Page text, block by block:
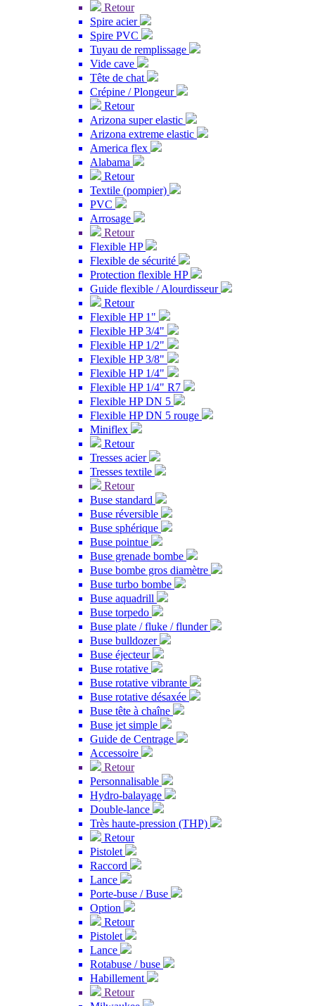
Retour
Spire acier
Spire PVC
Tuyau de remplissage
Vide cave
Tête de chat
Crépine / Plongeur
Retour
Arizona super elastic
Arizona extreme elastic
America flex
Alabama
Retour
Textile (pompier)
PVC
Arrosage
Retour
Flexible HP
Flexible de sécurité
Protection flexible HP
Guide flexible / Alourdisseur
Retour
Flexible HP 1"
Flexible HP 3/4"
Flexible HP 1/2"
Flexible HP 3/8"
Flexible HP 1/4"
Flexible HP 1/4" R7
Flexible HP DN 5
Flexible HP DN 5 rouge
Miniflex
Retour
Tresses acier
Tresses textile
Retour
Buse standard
Buse réversible
Buse sphérique
Buse pointue
Buse grenade bombe
Buse bombe gros diamètre
Buse turbo bombe
Buse aquadrill
Buse torpedo
Buse plate / fluke / flunder
Buse bulldozer
Buse éjecteur
Buse rotative
Buse rotative vibrante
Buse rotative désaxée
Buse tête à chaîne
Buse jet simple
Guide de Centrage
Accessoire
Retour
Personnalisable
Hydro-balayage
Double-lance
Très haute-pression (THP)
Retour
Pistolet
Raccord
Lance
Porte-buse / Buse
Option
Retour
Pistolet
Lance
Rotabuse / buse
Habillement
Retour